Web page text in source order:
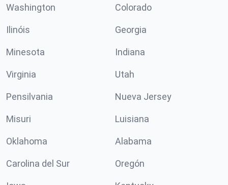
Washington Colorado
Ilinóis Georgia
Minesota Indiana
Virginia Utah
Pensilvania Nueva Jersey
Misuri Luisiana
Oklahoma Alabama
Carolina del Sur Oregón